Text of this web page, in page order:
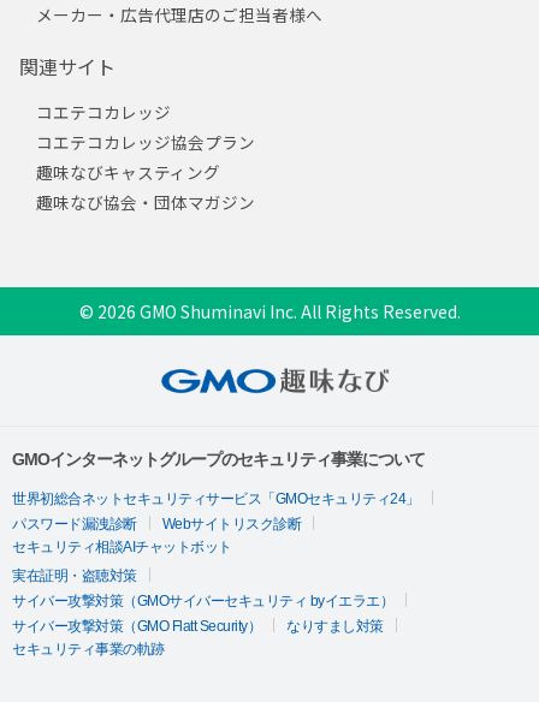
メーカー・広告代理店のご担当者様へ
関連サイト
コエテコカレッジ
コエテコカレッジ協会プラン
趣味なびキャスティング
趣味なび協会・団体マガジン
© 2026 GMO Shuminavi Inc. All Rights Reserved.